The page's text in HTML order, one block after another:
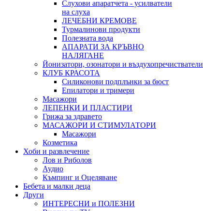
Слухови апаратчета - усилватели
на слуха
ЛЕЧЕБНИ КРЕМОВЕ
Турмалинови продукти
Полезната вода
АПАРАТИ ЗА КРЪВНО
НАЛЯГАНЕ
Йонизатори, озонатори и въздухопречистватели
КЛУБ КРАСОТА
Силиконови подплънки за бюст
Епилатори и тримери
Масажори
ЛЕПЕНКИ И ПЛАСТИРИ
Грижа за здравето
МАСАЖОРИ И СТИМУЛАТОРИ
Масажори
Козметика
Хоби и развлечение
Лов и Риболов
Аудио
Къмпинг и Оцеляване
Бебета и малки деца
Други
ИНТЕРЕСНИ и ПОЛЕЗНИ